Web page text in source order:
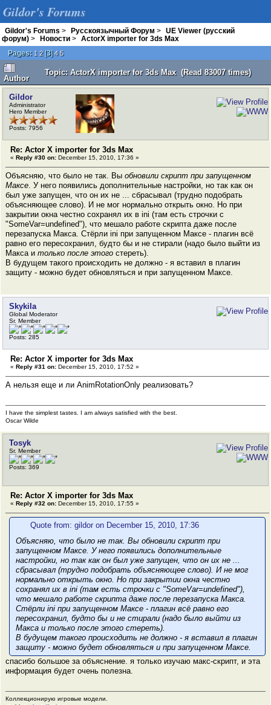
Gildor's Forums
Gildor's Forums > Русскоязычный Форум >
UE Viewer (русский
форум) > Новости >
ActorX importer for 3ds Max
Pages: 1 2[3]4 5
Author
Topic: ActorX importer for 3ds Max (Read 83007 times)
Gildor
Administrator
Hero Member
Posts: 7956
Re: Actor X importer for 3ds Max
« Reply #30 on: December 15, 2010, 17:36 »
Объясняю, что было не так. Вы обновили скрипт при запущенном
Максе. У него появились дополнительные настройки, но так как он
был уже запущен, что он их не ... сбрасывал (трудно подобрать
объясняющее слово). И не мог нормально открыть окно. Но при
закрытии окна честно сохранял их в ini (там есть строчки с
"SomeVar=undefined"), что мешало работе скрипта даже после
перезапуска Макса. Стёрли ini при запущенном Максе - плагин всё
равно его пересохранил, будто бы и не стирали (надо было выйти из
Макса и только после этого стереть).
В будущем такого происходить не должно - я вставил в плагин
защиту - можно будет обновляться и при запущенном Максе.
Skykila
Global Moderator
Sr. Member
Posts: 285
Re: Actor X importer for 3ds Max
« Reply #31 on: December 15, 2010, 17:52 »
А нельзя еще и ли AnimRotationOnly реализовать?
I have the simplest tastes. I am always satisfied with the best.
Oscar Wilde
Tosyk
Sr. Member
Posts: 369
Re: Actor X importer for 3ds Max
« Reply #32 on: December 15, 2010, 17:55 »
Quote from: gildor on December 15, 2010, 17:36
Объясняю, что было не так. Вы обновили скрипт при
запущенном Максе. У него появились дополнительные
настройки, но так как он был уже запущен, что он их не ...
сбрасывал (трудно подобрать объясняющее слово). И не мог
нормально открыть окно. Но при закрытии окна честно
сохранял их в ini (там есть строчки с "SomeVar=undefined"),
что мешало работе скрипта даже после перезапуска Макса.
Стёрли ini при запущенном Максе - плагин всё равно его
пересохранил, будто бы и не стирали (надо было выйти из
Макса и только после этого стереть).
В будущем такого происходить не должно - я вставил в плагин
защиту - можно будет обновляться и при запущенном Максе.
спасибо большое за объяснение. я только изучаю макс-скрипт, и эта
информация будет очень полезна.
Коллекционирую игровые модели.